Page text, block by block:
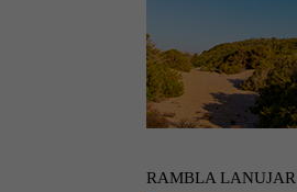
RAMBLA LANUJAR